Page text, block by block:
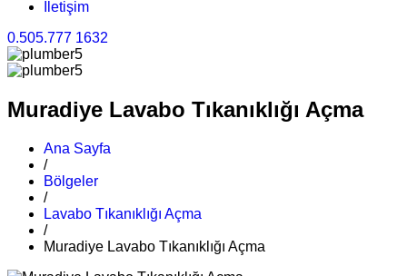
İletişim
0.505.777 1632
Muradiye Lavabo Tıkanıklığı Açma
Ana Sayfa
/
Bölgeler
/
Lavabo Tıkanıklığı Açma
/
Muradiye Lavabo Tıkanıklığı Açma